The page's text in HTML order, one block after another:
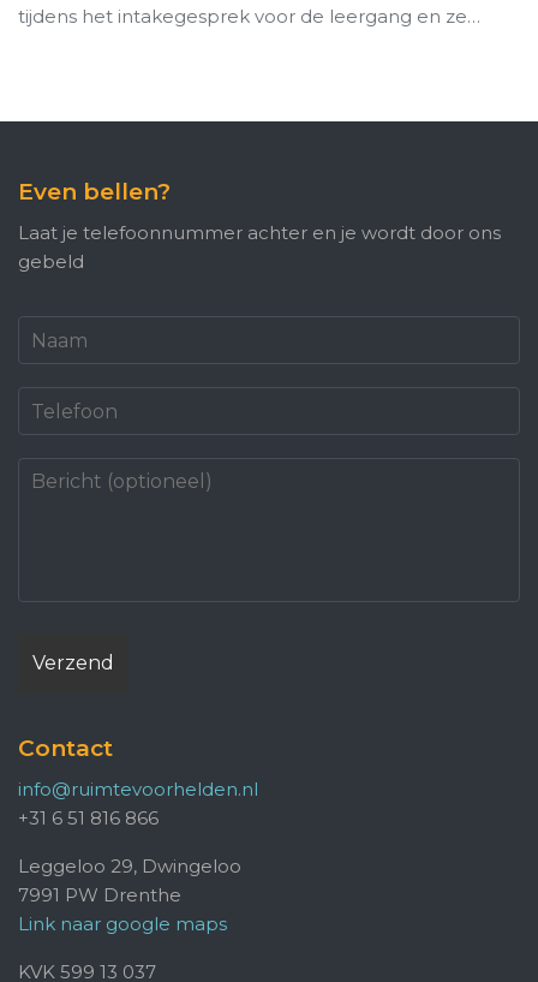
tijdens het intakegesprek voor de leergang en ze…
Even bellen?
Laat je telefoonnummer achter en je wordt door ons
gebeld
Contact
info@ruimtevoorhelden.nl
+31 6 51 816 866
Leggeloo 29, Dwingeloo
7991 PW Drenthe
Link naar google maps
KVK 599 13 037